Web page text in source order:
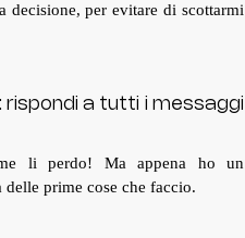
decisione, per evitare di scottarmi
rispondi a tutti i messaggi
li perdo! Ma appena ho un
prime cose che faccio.